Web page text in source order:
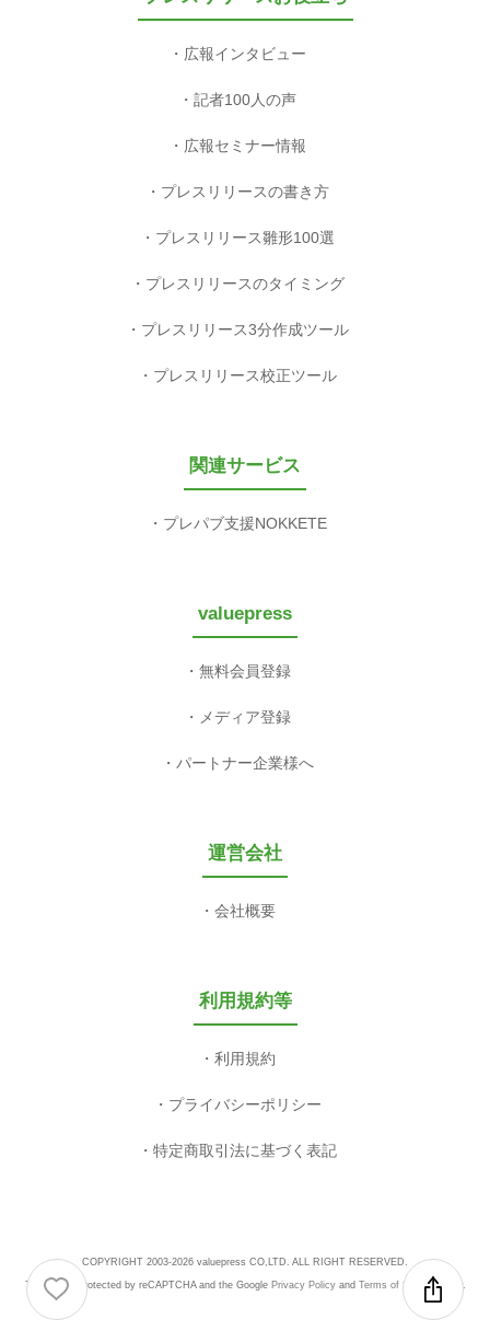
広報インタビュー
記者100人の声
広報セミナー情報
プレスリリースの書き方
プレスリリース雛形100選
プレスリリースのタイミング
プレスリリース3分作成ツール
プレスリリース校正ツール
関連サービス
プレパブ支援NOKKETE
valuepress
無料会員登録
メディア登録
パートナー企業様へ
運営会社
会社概要
利用規約等
利用規約
プライバシーポリシー
特定商取引法に基づく表記
COPYRIGHT 2003-2026 valuepress CO,LTD. ALL RIGHT RESERVED.
This site is protected by reCAPTCHA and the Google Privacy Policyand Terms of Serviceapply.